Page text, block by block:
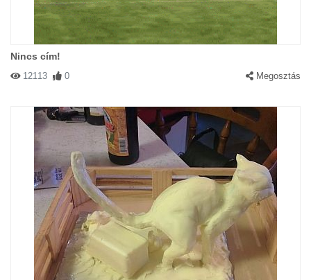
Nincs cím!
12113 0 Megosztás